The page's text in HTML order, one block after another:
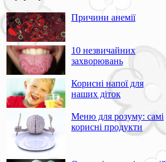
Причини анемії
10 незвичайних
захворювань
Корисні напої для
наших діток
Меню для розуму: самі
корисні продукти